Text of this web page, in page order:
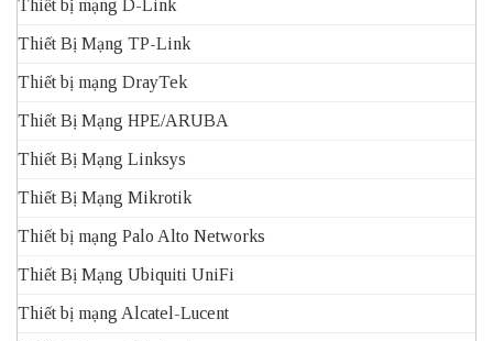
Thiết bị mạng D-Link
Thiết Bị Mạng TP-Link
Thiết bị mạng DrayTek
Thiết Bị Mạng HPE/ARUBA
Thiết Bị Mạng Linksys
Thiết Bị Mạng Mikrotik
Thiết bị mạng Palo Alto Networks
Thiết Bị Mạng Ubiquiti UniFi
Thiết bị mạng Alcatel-Lucent